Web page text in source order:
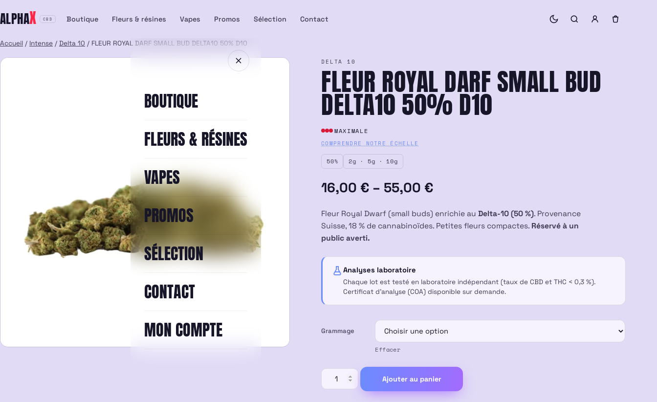
au
ALPHAX CBD Boutique Fleurs & résines Vapes Promos Sélection Contact
BOUTIQUE
FLEURS & RÉSINES
VAPES
PROMOS
SÉLECTION
CONTACT
MON COMPTE
Accueil / Intense / Delta 10 / FLEUR ROYAL DARF SMALL BUD DELTA10 50% D10
DELTA 10
FLEUR ROYAL DARF SMALL BUD
DELTA10 50% D10
MAXIMALE
COMPRENDRE NOTRE ÉCHELLE
50% 2g · 5g · 10g
16,00 € – 55,00 €
Plage
de
prix :
55,00 €
Fleur Royal Dwarf (small buds) enrichie auDelta-10 (50 %). Provenance
Suisse, 18 % de cannabinoïdes. Petites fleurs compactes. Réservé à un
public averti.
Analyses laboratoire
Chaque lot est testé en laboratoire indépendant (taux de CBD et THC < 0,3 %).
Certificat d’analyse (COA) disponible sur demande.
Grammage
Effacer
quantité
de
Ajouter au panier